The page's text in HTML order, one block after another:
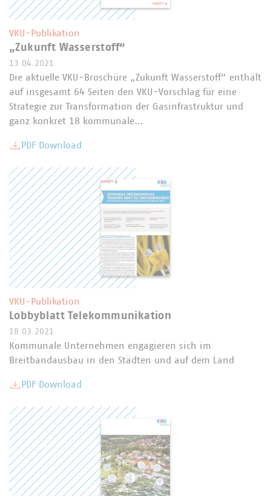
VKU-Publikation
„Zukunft Wasserstoff“
13.04.2021
Die aktuelle VKU-Broschüre „Zukunft Wasserstoff“ enthält
auf insgesamt 64 Seiten den VKU-Vorschlag für eine
Strategie zur Transformation der Gasinfrastruktur und
ganz konkret 18 kommunale…
PDF Download
VKU-Publikation
Lobbyblatt Telekommunikation
18.03.2021
Kommunale Unternehmen engagieren sich im
Breitbandausbau in den Städten und auf dem Land
PDF Download